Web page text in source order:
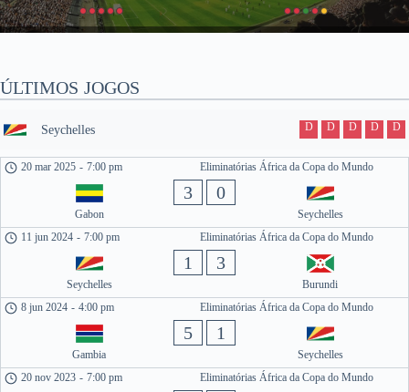
ÚLTIMOS JOGOS
Seychelles D D D D D
Eliminatórias África da Copa do Mundo
20 mar 2025 - 7:00 pm
Gabon
3 0
Seychelles
Eliminatórias África da Copa do Mundo
11 jun 2024 - 7:00 pm
Seychelles
1 3
Burundi
Eliminatórias África da Copa do Mundo
8 jun 2024 - 4:00 pm
Gambia
5 1
Seychelles
Eliminatórias África da Copa do Mundo
20 nov 2023 - 7:00 pm